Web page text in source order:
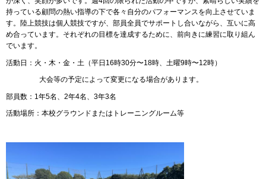
持っている顧問の熱い指導の下で各々自分のパフォーマンスを向上させていま
す。陸上競技は個人競技ですが、部員全員でサポートし合いながら、互いに高
め合っています。それぞれの目標を達成するために、前向きに練習に取り組ん
でいます。
活動日：火・木・金・土（平日16時30分〜18時、土曜9時〜12時）
大会等の予定によって変更になる場合があります。
部員数：1年5名、2年4名、3年3名
活動場所：本校グラウンドまたはトレーニングルーム等